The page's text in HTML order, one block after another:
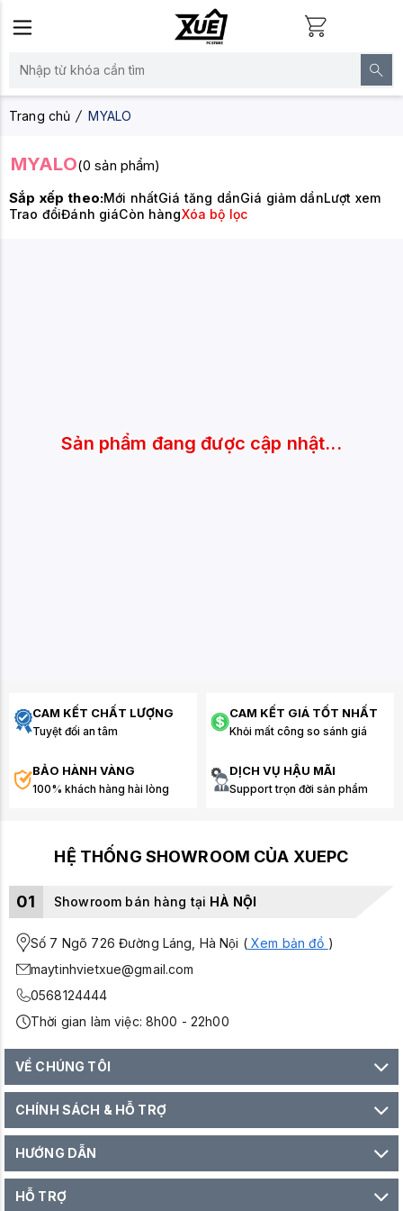
Trang chủ MYALO
MYALO(0 sản phẩm)
Sắp xếp theo:Mới nhấtGiá tăng dầnGiá giảm dầnLượt xem
Trao đổiĐánh giáCòn hàngXóa bộ lọc
Sản phẩm đang được cập nhật...
CAM KẾT CHẤT LƯỢNG
Tuyệt đối an tâm
CAM KẾT GIÁ TỐT NHẤT
Khỏi mất công so sánh giá
BẢO HÀNH VÀNG
100% khách hàng hài lòng
DỊCH VỤ HẬU MÃI
Support trọn đời sản phẩm
HỆ THỐNG SHOWROOM CỦA XUEPC
01 Showroom bán hàng tại HÀ NỘI
Số 7 Ngõ 726 Đường Láng, Hà Nội (Xem bản đồ )
maytinhvietxue@gmail.com
0568124444
Thời gian làm việc: 8h00 - 22h00
VỀ CHÚNG TÔI
CHÍNH SÁCH & HỖ TRỢ
HƯỚNG DẪN
HỖ TRỢ